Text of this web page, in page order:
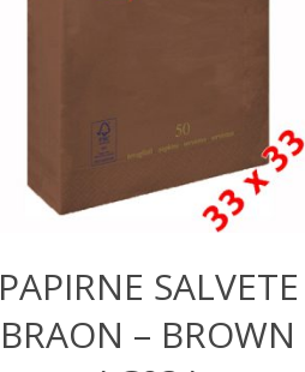
PAPIRNE SALVETE
BRAON – BROWN